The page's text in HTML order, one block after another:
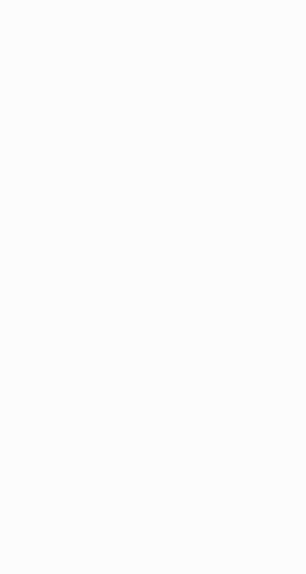
a través de su Segunda Sala